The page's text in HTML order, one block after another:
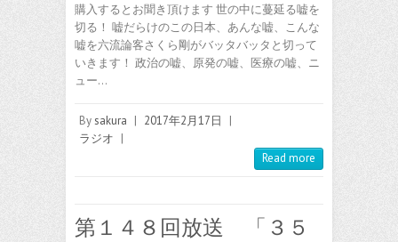
購入するとお聞き頂けます 世の中に蔓延る嘘を
切る！ 嘘だらけのこの日本、あんな嘘、こんな
嘘を六流論客さくら剛がバッタバッタと切って
いきます！ 政治の嘘、原発の嘘、医療の嘘、ニ
ュー…
Bysakura | 2017年2月17日
|
ラジオ |
Read more
第１４８回放送 「３５